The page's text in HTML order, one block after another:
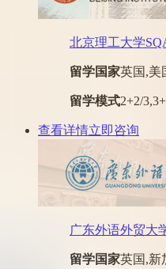
北京理工大学
留学国家英国,美
留学模式2+2/
查看详情立即咨询
广东外语外贸大
留学国家英国,新